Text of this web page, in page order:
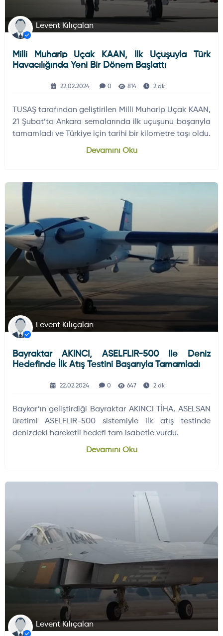
Levent Kılıçalan
Milli Muharip Uçak KAAN, İlk Uçuşuyla Türk
Havacılığında Yeni Bir Dönem Başlattı
22.02.2024 0 814 2 dk
TUSAŞ tarafından geliştirilen Milli Muharip Uçak KAAN,
21 Şubat’ta Ankara semalarında ilk uçuşunu başarıyla
tamamladı ve Türkiye için tarihi bir kilometre taşı oldu.
Devamını Oku
Levent Kılıçalan
Bayraktar AKINCI, ASELFLIR-500 Ile Deniz
Hedefinde İlk Atış Testini Başarıyla Tamamladı
22.02.2024 0 647 2 dk
Baykar’ın geliştirdiği Bayraktar AKINCI TİHA, ASELSAN
üretimi ASELFLIR-500 sistemiyle ilk atış testinde
denizdeki hareketli hedefi tam isabetle vurdu.
Devamını Oku
Levent Kılıçalan